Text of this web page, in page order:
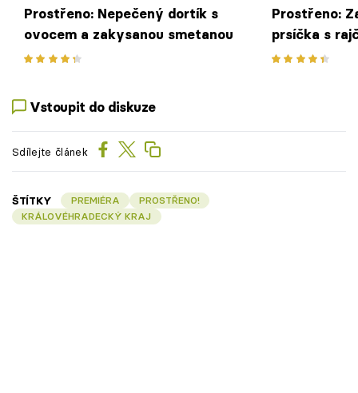
Prostřeno: Nepečený dortík s
ovocem a zakysanou smetanou
Prostřeno:
prsíčka s
šťouchané
Vstoupit do diskuze
Sdílejte článek
ŠTÍTKY PREMIÉRA
PROSTŘENO!
KRÁLOVÉHRADECKÝ KRAJ